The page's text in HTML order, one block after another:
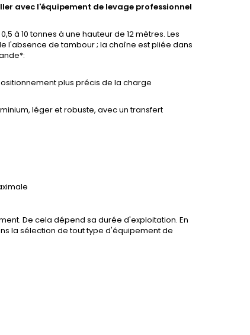
avec l'équipement de levage professionnel
à 10 tonnes à une hauteur de 12 mètres. Les
l'absence de tambour ; la chaîne est pliée dans
plus précis de la charge
léger et robuste, avec un transfert
De cela dépend sa durée d'exploitation. En
la sélection de tout type d'équipement de